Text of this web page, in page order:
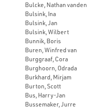
Bulcke, Nathan vanden
Bulsink, Ina
Bulsink, Jan
Bulsink, Wilbert
Bunnik, Boris
Buren, Winfred van
Burggraaf, Cora
Burghoorn, Odrada
Burkhard, Mirjam
Burton, Scott
Bus, Harry-Jan
Bussemaker, Jurre